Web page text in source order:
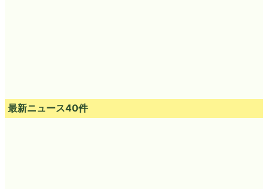
最新ニュース40件